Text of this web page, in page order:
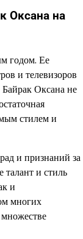
Оксана на
годом. Ее
и телевизоров
Оксана не
стилем и
и признаний за
и стиль
и
многих